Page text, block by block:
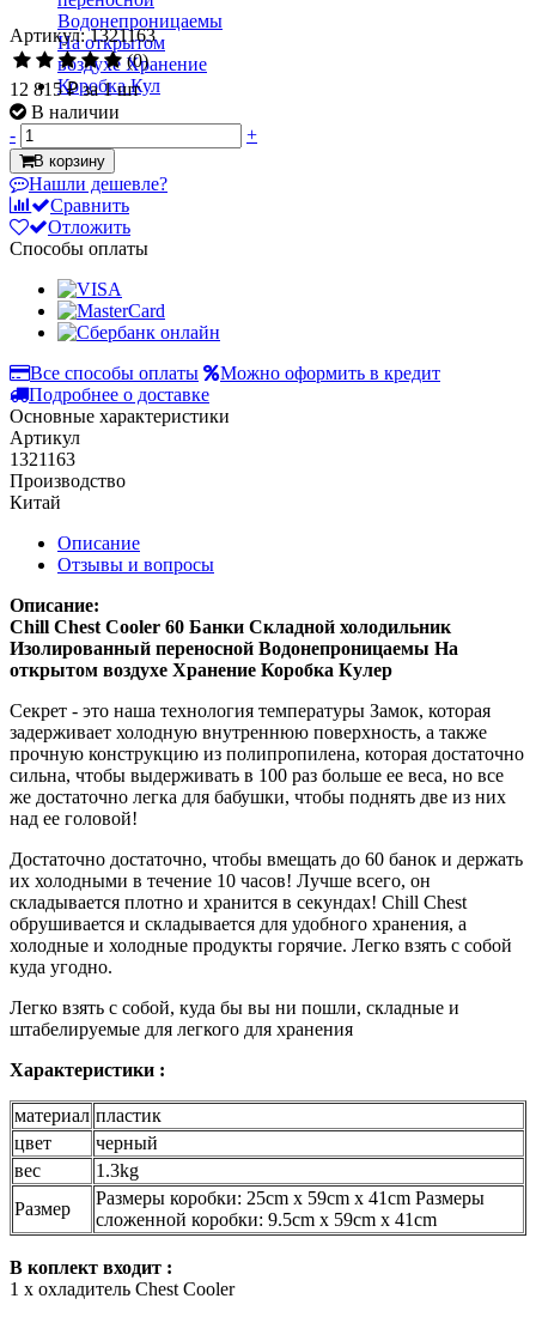
Артикул: 1321163
(0)
12 815 ₽за 1 шт
В наличии
-
+
В корзину
Нашли дешевле?
Сравнить
Отложить
Способы оплаты
Все способы оплаты
Можно оформить в кредит
Подробнее о доставке
Основные характеристики
Артикул
1321163
Производство
Китай
Описание
Отзывы и вопросы
Описание:
Chill Chest Cooler 60 Банки Складной холодильник
Изолированный переносной Водонепроницаемы На
открытом воздухе Хранение Коробка Кулер
Секрет - это наша технология температуры Замок, которая
задерживает холодную внутреннюю поверхность, а также
прочную конструкцию из полипропилена, которая достаточно
сильна, чтобы выдерживать в 100 раз больше ее веса, но все
же достаточно легка для бабушки, чтобы поднять две из них
над ее головой!
Достаточно достаточно, чтобы вмещать до 60 банок и держать
их холодными в течение 10 часов! Лучше всего, он
складывается плотно и хранится в секундах! Chill Chest
обрушивается и складывается для удобного хранения, а
холодные и холодные продукты горячие. Легко взять с собой
куда угодно.
Легко взять с собой, куда бы вы ни пошли, складные и
штабелируемые для легкого для хранения
Характеристики :
материал пластик
цвет
черный
вес
1.3kg
Размер
Размеры коробки: 25cm x 59cm x 41cm Размеры
сложенной коробки: 9.5cm x 59cm x 41cm
В коплект входит :
1 х охладитель Chest Cooler